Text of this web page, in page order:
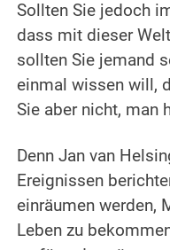
Sollten Sie jedoch
dass mit dieser
sollten Sie jemand
einmal wissen will,
Sie aber nicht, man
Denn Jan van
Ereignissen
einräumen werden,
Leben zu